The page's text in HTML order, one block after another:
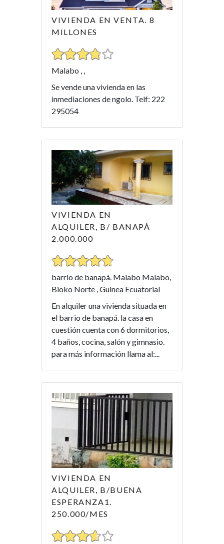
VIVIENDA EN VENTA. 8
MILLONES
Malabo , ,
Se vende una vivienda en las
inmediaciones de ngolo. Telf: 222
295054
VIVIENDA EN
ALQUILER, B/ BANAPÁ
2.000.000
barrio de banapá. Malabo Malabo,
Bioko Norte , Guinea Ecuatorial
En alquiler una vivienda situada en
el barrio de banapá. la casa en
cuestión cuenta con 6 dormitorios,
4 baños, cocina, salón y gimnasio.
para más información llama al:...
VIVIENDA EN
ALQUILER, B/BUENA
ESPERANZA1.
250.000/MES